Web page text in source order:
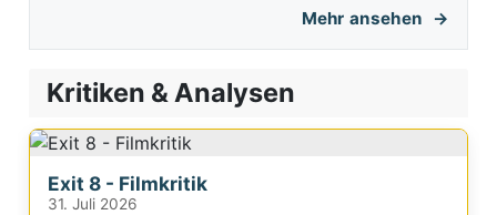
Mehr ansehen
Kritiken & Analysen
Exit 8 - Filmkritik
31. Juli 2026